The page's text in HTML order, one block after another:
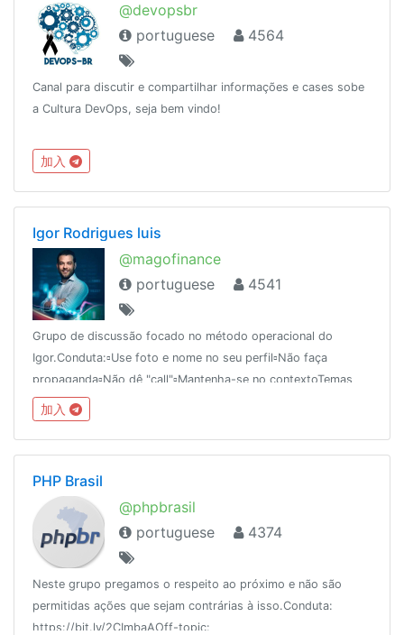
@devopsbr
portuguese
4564
Canal para discutir e compartilhar informações e cases sobe
a Cultura DevOps, seja bem vindo!
加入
Igor Rodrigues luis
@magofinance
portuguese
4541
Grupo de discussão focado no método operacional do
Igor.Conduta:▫️Use foto e nome no seu perfil▫️Não faça
propaganda▫️Não dê "call"▫️Mantenha-se no contextoTemas
proibidos:▫️Corretoras▫️Criptomoedas ▫️Forex
加入
PHP Brasil
@phpbrasil
portuguese
4374
Neste grupo pregamos o respeito ao próximo e não são
permitidas ações que sejam contrárias à isso.Conduta:
https://bit.ly/2CImbaAOff-topic: